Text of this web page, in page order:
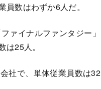
数はわずか6人だ。
ァイナルファンタジー」
25人。
社で、単体従業員数は32